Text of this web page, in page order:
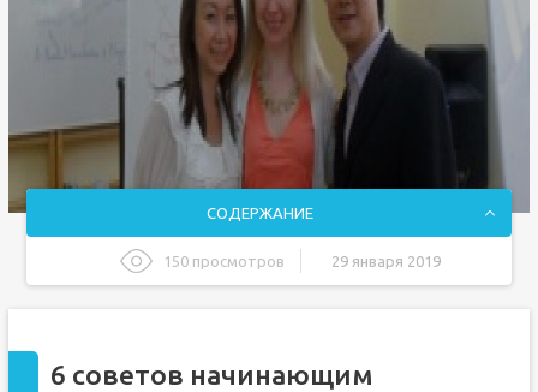
СОДЕРЖАНИЕ
150 просмотров 29 января 2019
1. Введение: Когда и как лучше начать учить английский
6 советов начинающим